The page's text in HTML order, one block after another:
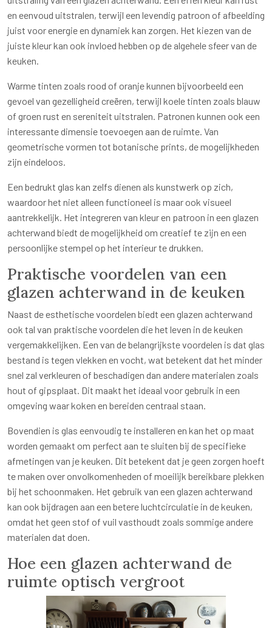
en eenvoud uitstralen, terwijl een levendig patroon of afbeelding
juist voor energie en dynamiek kan zorgen. Het kiezen van de
juiste kleur kan ook invloed hebben op de algehele sfeer van de
keuken.
Warme tinten zoals rood of oranje kunnen bijvoorbeeld een
gevoel van gezelligheid creëren, terwijl koele tinten zoals blauw
of groen rust en sereniteit uitstralen. Patronen kunnen ook een
interessante dimensie toevoegen aan de ruimte. Van
geometrische vormen tot botanische prints, de mogelijkheden
zijn eindeloos.
Een bedrukt glas kan zelfs dienen als kunstwerk op zich,
waardoor het niet alleen functioneel is maar ook visueel
aantrekkelijk. Het integreren van kleur en patroon in een glazen
achterwand biedt de mogelijkheid om creatief te zijn en een
persoonlijke stempel op het interieur te drukken.
Praktische voordelen van een
glazen achterwand in de keuken
Naast de esthetische voordelen biedt een glazen achterwand
ook tal van praktische voordelen die het leven in de keuken
vergemakkelijken. Een van de belangrijkste voordelen is dat glas
bestand is tegen vlekken en vocht, wat betekent dat het minder
snel zal verkleuren of beschadigen dan andere materialen zoals
hout of gipsplaat. Dit maakt het ideaal voor gebruik in een
omgeving waar koken en bereiden centraal staan.
Bovendien is glas eenvoudig te installeren en kan het op maat
worden gemaakt om perfect aan te sluiten bij de specifieke
afmetingen van je keuken. Dit betekent dat je geen zorgen hoeft
te maken over onvolkomenheden of moeilijk bereikbare plekken
bij het schoonmaken. Het gebruik van een glazen achterwand
kan ook bijdragen aan een betere luchtcirculatie in de keuken,
omdat het geen stof of vuil vasthoudt zoals sommige andere
materialen dat doen.
Hoe een glazen achterwand de
ruimte optisch vergroot